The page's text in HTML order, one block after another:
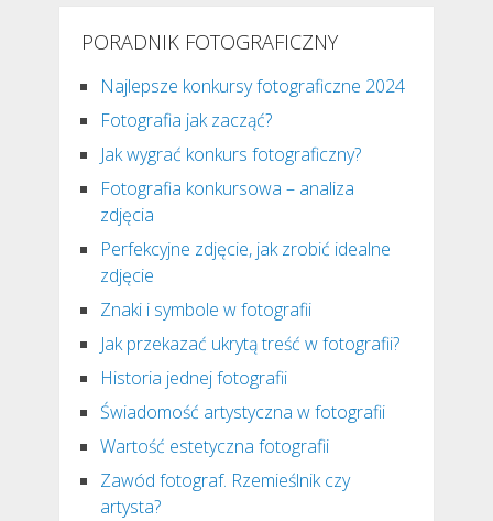
PORADNIK FOTOGRAFICZNY
Najlepsze konkursy fotograficzne 2024
Fotografia jak zacząć?
Jak wygrać konkurs fotograficzny?
Fotografia konkursowa – analiza
zdjęcia
Perfekcyjne zdjęcie, jak zrobić idealne
zdjęcie
Znaki i symbole w fotografii
Jak przekazać ukrytą treść w fotografii?
Historia jednej fotografii
Świadomość artystyczna w fotografii
Wartość estetyczna fotografii
Zawód fotograf. Rzemieślnik czy
artysta?